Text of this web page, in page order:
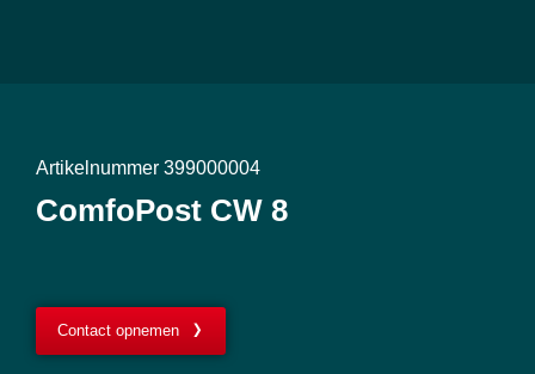
Artikelnummer 399000004
ComfoPost CW 8
Contact opnemen